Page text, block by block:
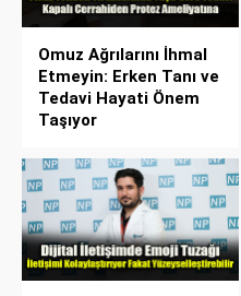
Omuz Ağrılarını İhmal
Etmeyin: Erken Tanı ve
Tedavi Hayati Önem
Taşıyor